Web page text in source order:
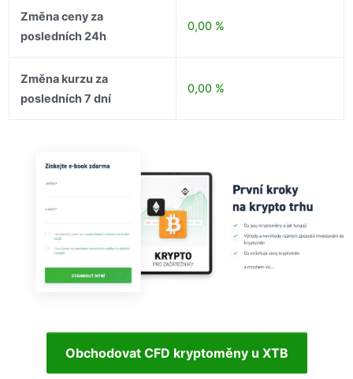
Změna ceny za
posledních 24h
0,00 %
Změna kurzu za
posledních 7 dní
0,00 %
Obchodovat CFD kryptoměny u XTB